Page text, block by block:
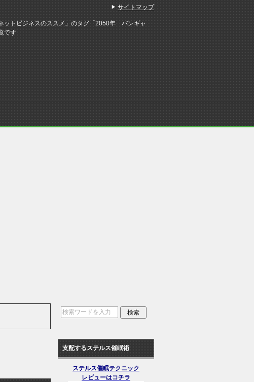
ットビジネスのススメ」のタグ「2050年 バンギャ
です
支配するステルス催眠術
ステルス催眠テクニック
レビューはコチラ
サイトマップ